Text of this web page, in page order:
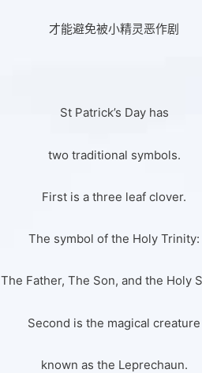
才能避免被小精灵恶作剧
St Patrick’s Day has
two traditional symbols.
First is a three leaf clover.
The symbol of the Holy Trinity:
The Father, The Son, and the Holy
Second is the magical creature
known as the Leprechaun.